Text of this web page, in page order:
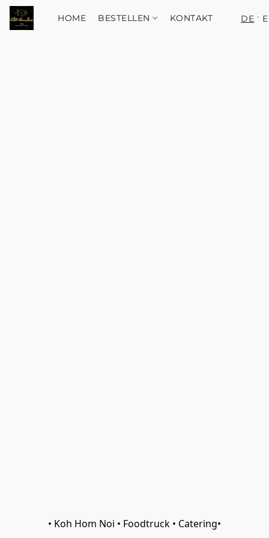
HOME BESTELLEN KONTAKT DE
• Koh Hom Noi • Foodtruck • Catering•